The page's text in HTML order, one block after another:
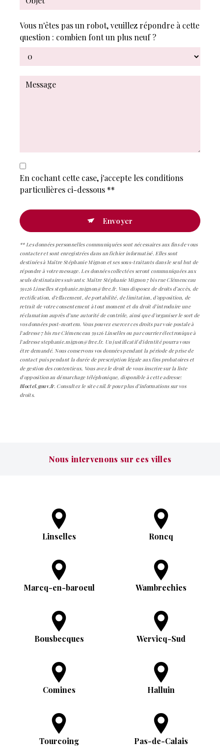
Vous n'êtes pas un robot, veuillez répondre à cette
question : combien font un plus neuf ?
En cochant cette case, j'accepte les conditions
particulières ci-dessous **
Envoyer
** Les données personnelles communiquées sont nécessaires aux fins de vous
contacter et sont enregistrées dans un fichier informatisé. Elles sont
destinées à Maître Stéphanie Mignon et ses sous-traitants dans le seul but de
répondre à votre message. Les données collectées seront communiquées aux
seuls destinataires suivants: Maître Stéphanie Mignon 7 bis rue Clémenceau
59126 Linselles stephanie.mignon@free.fr. Vous disposez de droits d’accès, de
rectification, d’effacement, de portabilité, de limitation, d’opposition, de
retrait de votre consentement à tout moment et du droit d’introduire une
réclamation auprès d’une autorité de contrôle, ainsi que d’organiser le sort de
vos données post-mortem. Vous pouvez exercer ces droits par voie postale à
l'adresse 7 bis rue Clémenceau 59126 Linselles ou par courrier électronique à
l'adresse stephanie.mignon@free.fr. Un justificatif d'identité pourra vous
être demandé. Nous conservons vos données pendant la période de prise de
contact puis pendant la durée de prescription légale aux fins probatoires et
de gestion des contentieux. Vous avez le droit de vous inscrire sur la liste
d'opposition au démarchage téléphonique, disponible à cette adresse:
Bloctel.gouv.fr. Consultez le site cnil.fr pour plus d’informations sur vos
droits.
Nous intervenons sur ces villes
Linselles Roncq
Marcq-en-baroeul Wambrechies
Bousbecques Wervicq-Sud
Comines Halluin
Tourcoing Pas-de-Calais